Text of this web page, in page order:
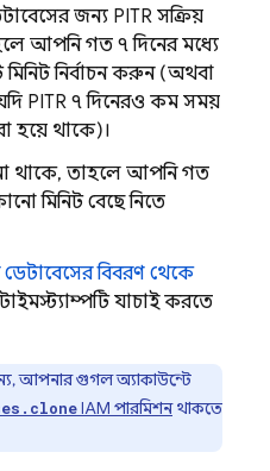
জন্য PITR সক্রিয়
আপনি গত ৭ দিনের মধ্যে
নির্বাচন করুন (অথবা
PITR ৭ দিনেরও কম সময়
হয়ে থাকে)।
থাকে, তাহলে আপনি গত
মিনিট বেছে নিতে
বিবরণ থেকে
যাচাই করতে
আপনার গুগল অ্যাকাউন্টে
IAM পারমিশনথাকতে